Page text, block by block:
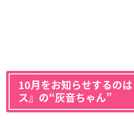
10月をお知らせするの
ス』の“灰音ちゃん”